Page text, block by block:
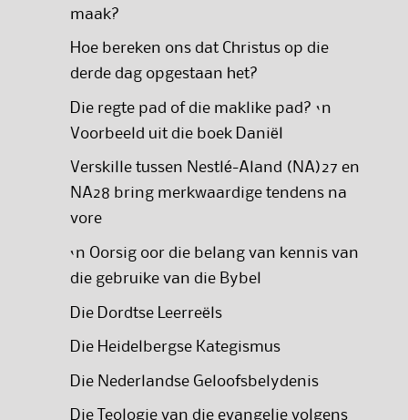
maak?
Hoe bereken ons dat Christus op die
derde dag opgestaan het?
Die regte pad of die maklike pad? ‘n
Voorbeeld uit die boek Daniël
Verskille tussen Nestlé-Aland (NA)27 en
NA28 bring merkwaardige tendens na
vore
‘n Oorsig oor die belang van kennis van
die gebruike van die Bybel
Die Dordtse Leerreëls
Die Heidelbergse Kategismus
Die Nederlandse Geloofsbelydenis
Die Teologie van die evangelie volgens